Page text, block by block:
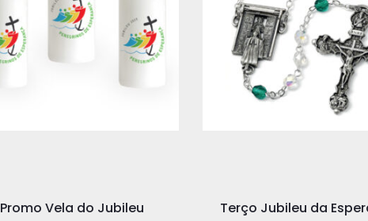
Promo Vela do Jubileu Terço Jubileu da